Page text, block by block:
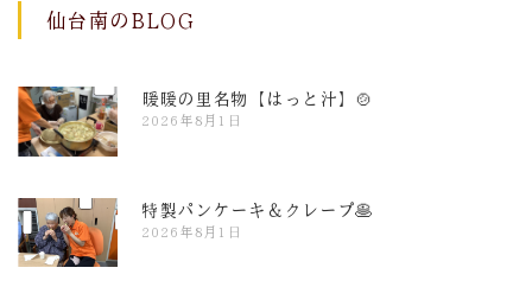
仙台南のBLOG
暖暖の里名物【はっと汁】🍲
2026年8月1日
特製パンケーキ＆クレープ🥞
2026年8月1日